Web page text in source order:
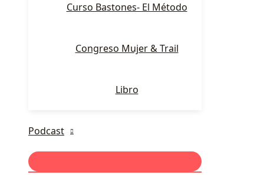
Curso Bastones- El Método
Congreso Mujer & Trail
Libro
Podcast